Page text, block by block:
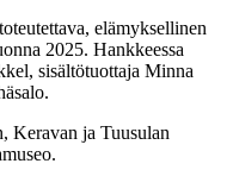
elämyksellinen
2025. Hankkeessa
sisältötuottaja Minna
Keravan ja Tuusulan